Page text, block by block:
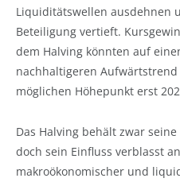
Liquiditätswellen ausdehnen
Beteiligung vertieft.
dem Halving könnten auf
nachhaltigeren
möglichen Höhepunkt erst
Das Halving behält zwar
doch sein Einfluss verblasst
makroökonomischer und